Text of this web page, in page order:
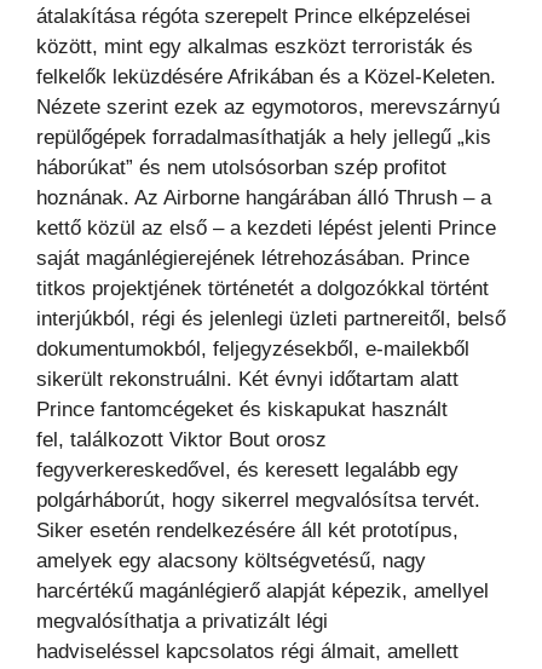
átalakítása régóta szerepelt Prince elképzelései
között, mint egy alkalmas eszközt terroristák és
felkelők leküzdésére Afrikában és a Közel-Keleten.
Nézete szerint ezek az egymotoros, merevszárnyú
repülőgépek forradalmasíthatják a hely jellegű „kis
háborúkat” és nem utolsósorban szép profitot
hoznának. Az Airborne hangárában álló Thrush – a
kettő közül az első – a kezdeti lépést jelenti Prince
saját magánlégierejének létrehozásában. Prince
titkos projektjének történetét a dolgozókkal történt
interjúkból, régi és jelenlegi üzleti partnereitől, belső
dokumentumokból, feljegyzésekből, e-mailekből
sikerült rekonstruálni. Két évnyi időtartam alatt
Prince fantomcégeket és kiskapukat használt
fel, találkozott Viktor Bout orosz
fegyverkereskedővel, és keresett legalább egy
polgárháborút, hogy sikerrel megvalósítsa tervét.
Siker esetén rendelkezésére áll két prototípus,
amelyek egy alacsony költségvetésű, nagy
harcértékű magánlégierő alapját képezik, amellyel
megvalósíthatja a privatizált légi
hadviseléssel kapcsolatos régi álmait, amellett